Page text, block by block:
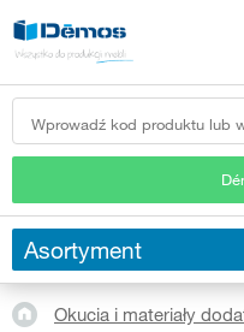
Asortyment
Okucia i materiały